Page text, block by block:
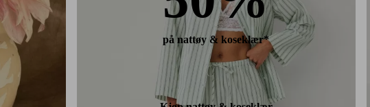
på nattøy & koseklær*